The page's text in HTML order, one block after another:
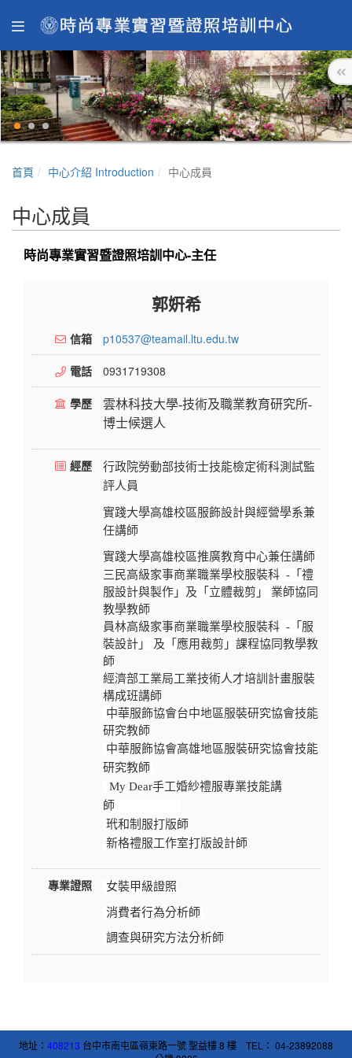
首頁 中心介紹 Introduction 中心成員
中心成員
時尚專業實習暨證照培訓中心-主任
郭姸希
信箱 p10537@teamail.ltu.edu.tw
電話 0931719308
學歷
雲林科技大學-技術及職業教育研究所-
博士候選人
經歷
行政院勞動部技術士技能檢定術科測試監
評人員
實踐大學高雄校區服飾設計與經營學系兼
任講師
實踐大學高雄校區推廣教育中心兼任講師
三民高級家事商業職業學校服裝科 -「禮
服設計與製作」及「立體裁剪」 業師協同
教學教師
員林高級家事商業職業學校服裝科 -「服
裝設計」
及「應用裁剪」課程協同教學教
師
經濟部工業局工業技術人才培訓計畫服裝
構成班講師
中華服飾協會台中地區服裝研究協會技能
研究教師
中華服飾協會高雄地區服裝研究協會技能
研究教師
My Dear手工婚紗禮服專業技能講
師
玳和制服打版師
新格禮服工作室打版設計師
專業證照 女裝甲級證照
消費者行為分析師
調查與研究方法分析師
地址： 408213 台中市南屯區嶺東路一號 聖益樓 8 樓 TEL： 04-23892088